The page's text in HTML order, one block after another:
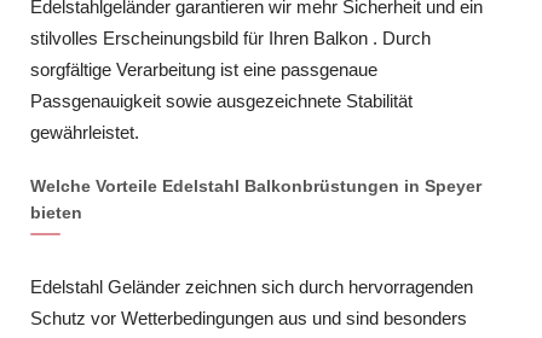
Edelstahlgeländer garantieren wir mehr Sicherheit und ein
stilvolles Erscheinungsbild für Ihren Balkon . Durch
sorgfältige Verarbeitung ist eine passgenaue
Passgenauigkeit sowie ausgezeichnete Stabilität
gewährleistet.
Welche Vorteile Edelstahl Balkonbrüstungen in Speyer
bieten
Edelstahl Geländer zeichnen sich durch hervorragenden
Schutz vor Wetterbedingungen aus und sind besonders